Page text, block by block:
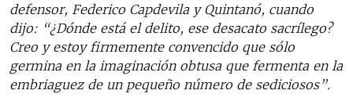
defensor, Federico Capdevila y Quintanó, cuando
dijo: “¿Dónde está el delito, ese desacato sacrílego?
Creo y estoy firmemente convencido que sólo
germina en la imaginación obtusa que fermenta en la
embriaguez de un pequeño número de sediciosos”.